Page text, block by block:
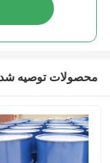
محصولات توصیه